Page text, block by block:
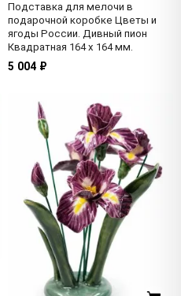
Подставка для мелочи в
подарочной коробке Цветы и
ягоды России. Дивный пион
Квадратная 164 x 164 мм.
5 004 ₽